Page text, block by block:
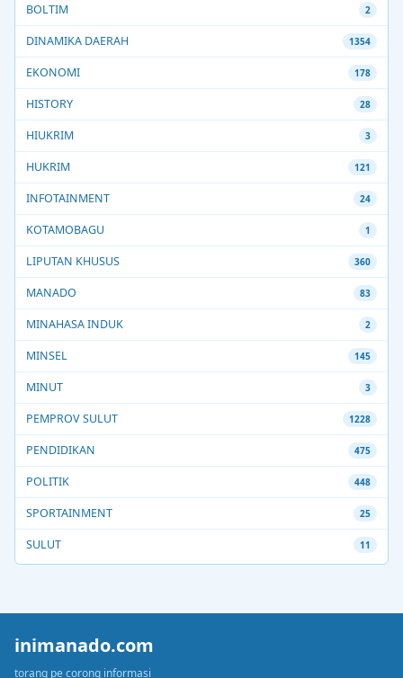
BOLTIM 2
DINAMIKA DAERAH 1354
EKONOMI 178
HISTORY 28
HIUKRIM 3
HUKRIM 121
INFOTAINMENT 24
KOTAMOBAGU 1
LIPUTAN KHUSUS 360
MANADO 83
MINAHASA INDUK 2
MINSEL 145
MINUT 3
PEMPROV SULUT 1228
PENDIDIKAN 475
POLITIK 448
SPORTAINMENT 25
SULUT 11
inimanado.com
torang pe corong informasi